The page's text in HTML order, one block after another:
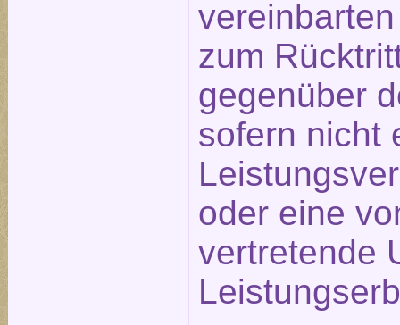
zum
gegenüber
sofern nicht
oder eine
vertretende